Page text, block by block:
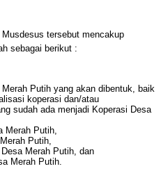
tersebut mencakup
sebagai berikut :
Putih yang akan dibentuk, baik
koperasi dan/atau
sudah ada menjadi Koperasi Desa
Merah Putih,
Putih,
Merah Putih, dan
Merah Putih.